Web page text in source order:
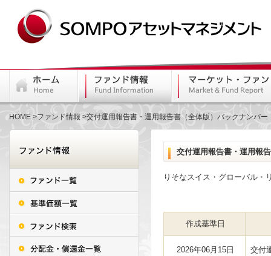
HOME ファンド情報 交付運用報告書・運用報告書（全体版）バックナンバー
交付運用報告書・運用報
りそなスイス・グローバル・
作成基準日
2026年06月15日 交付